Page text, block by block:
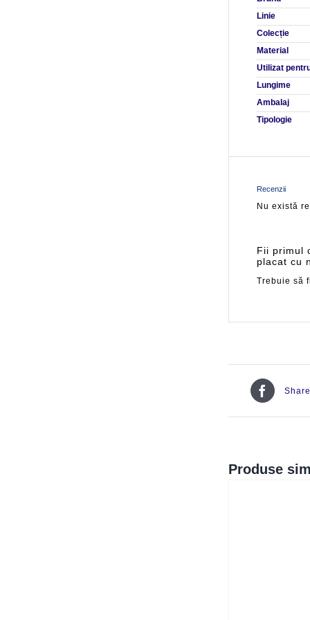
Linie
Colecție
Material
Utilizat
Lungime
Ambalaj
Tipologie
Recenzii
Nu există
Fii primul
placat cu
Trebuie să
Produse